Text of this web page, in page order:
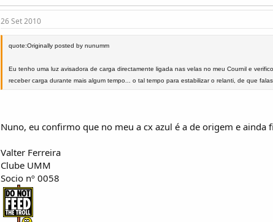
26 Set 2010
quote:Originally posted by nunumm
Eu tenho uma luz avisadora de carga directamente ligada nas velas no meu Cournil e
receber carga durante mais algum tempo... o tal tempo para estabilizar o relanti, de que
Nuno, eu confirmo que no meu a cx azul é a de origem e ainda
Valter Ferreira
Clube UMM
Socio nº 0058